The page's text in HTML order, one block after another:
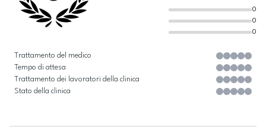
0
0
0
Trattamento del medico
Tempo di attesa
Trattamento dei lavoratori della clinica
Stato della clinica